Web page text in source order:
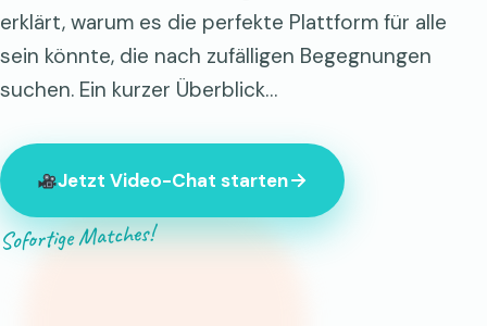
erklärt, warum es die perfekte Plattform für alle
sein könnte, die nach zufälligen Begegnungen
suchen. Ein kurzer Überblick…
Jetzt Video-Chat starten
Sofortige Matches!